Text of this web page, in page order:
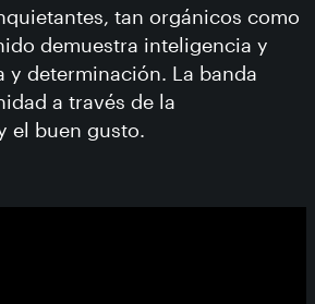
tan orgánicos como
demuestra inteligencia y
y determinación. La banda
a través de la
el buen gusto.